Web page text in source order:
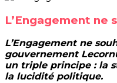
L’Engagement ne
L’Engagement ne
gouvernement
un triple principe : la
la lucidité politique.